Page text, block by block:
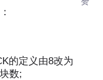
的定义由8改为
数;